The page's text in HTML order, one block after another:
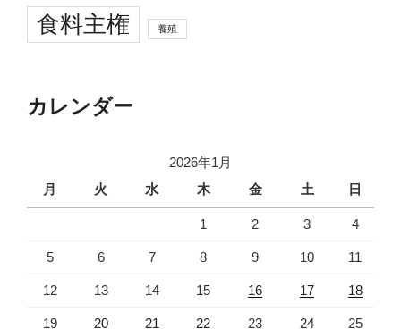
食料主権 養殖
カレンダー
2026年1月
月
火 水 木 金 土 日
1 2 3 4
5 6 7 8 9 10 11
12 13 14 15 16 17 18
19 20 21 22 23 24 25